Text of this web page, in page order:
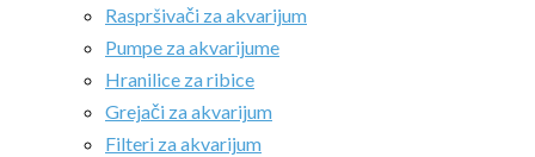
Raspršivači za akvarijum
Pumpe za akvarijume
Hranilice za ribice
Grejači za akvarijum
Filteri za akvarijum